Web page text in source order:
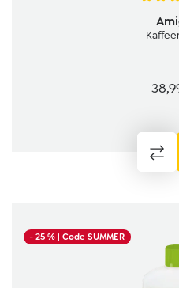
Durchschnittliche
- 25 %| Code SUMMER